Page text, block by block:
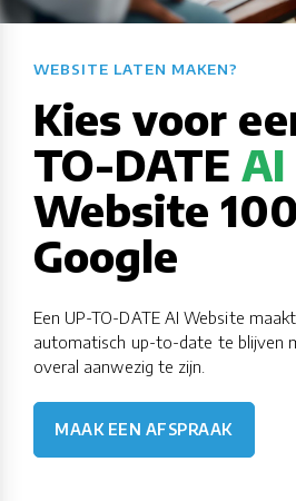
WEBSITE LATEN MAKEN?​​​​​​​​​​​​​​
Kies voor
TO-DATE AI
Website
Google
Een UP-TO-DATE AI Website
automatisch up-to-date te blijven
overal aanwezig te zijn.
MAAK EEN AFSPRAAK